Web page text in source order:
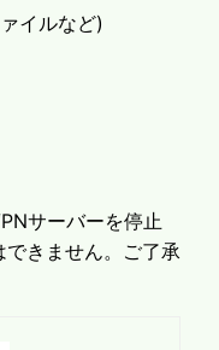
イルなど)
サーバーを停止
できません。ご了承